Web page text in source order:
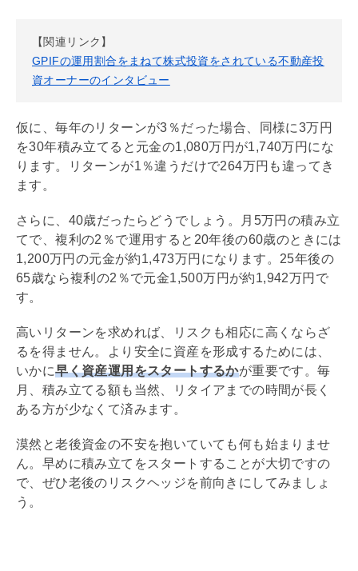
【関連リンク】
GPIFの運用割合をまねて株式投資をされている不動産投
資オーナーのインタビュー
仮に、毎年のリターンが3％だった場合、同様に3万円
を30年積み立てると元金の1,080万円が1,740万円にな
ります。リターンが1％違うだけで264万円も違ってき
ます。
さらに、40歳だったらどうでしょう。月5万円の積み立
てで、複利の2％で運用すると20年後の60歳のときには
1,200万円の元金が約1,473万円になります。25年後の
65歳なら複利の2％で元金1,500万円が約1,942万円で
す。
高いリターンを求めれば、リスクも相応に高くならざ
るを得ません。より安全に資産を形成するためには、
いかに早く資産運用をスタートするかが重要です。毎
月、積み立てる額も当然、リタイアまでの時間が長く
ある方が少なくて済みます。
漠然と老後資金の不安を抱いていても何も始まりませ
ん。早めに積み立てをスタートすることが大切ですの
で、ぜひ老後のリスクヘッジを前向きにしてみましょ
う。